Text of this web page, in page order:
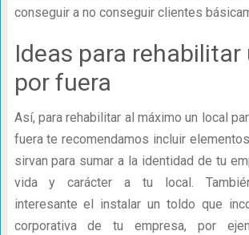
conseguir a no conseguir clientes
Ideas para rehabilitar
por fuera
Así, para rehabilitar al máximo un local
fuera te recomendamos incluir
sirvan para sumar a la identidad de tu
vida y carácter a tu local.
interesante el instalar un toldo que
corporativa de tu empresa, por